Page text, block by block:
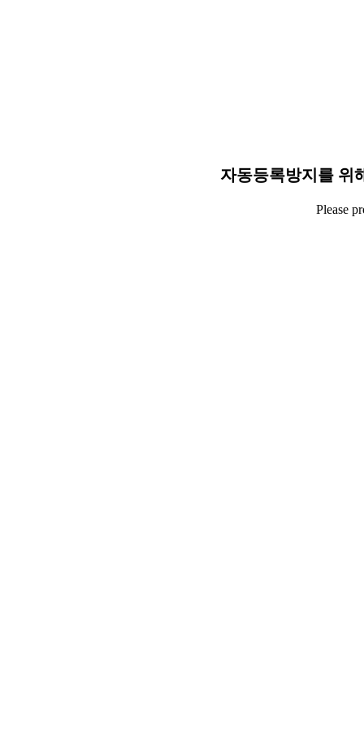
자동등록방지를 위
Please